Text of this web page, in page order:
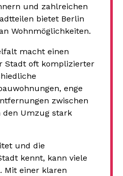
und zahlreichen
bietet Berlin
Wohnmöglichkeiten.
macht einen
Stadt oft komplizierter
enge
zwischen
den Umzug stark
und die
kennt, kann viele
Mit einer klaren